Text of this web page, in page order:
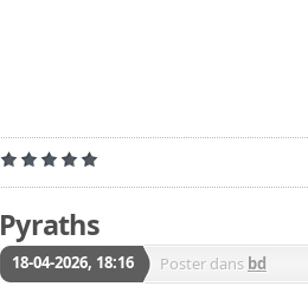
Pyraths
18-04-2026, 18:16 Poster dans bd